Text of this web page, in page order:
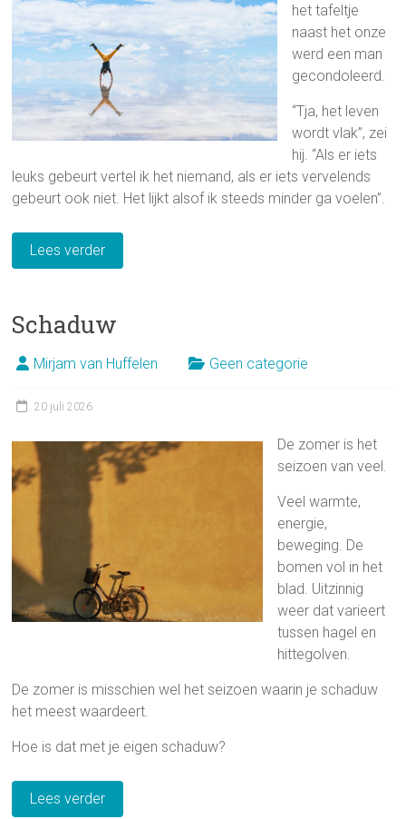
het tafeltje
naast het onze
werd een man
gecondoleerd.
“Tja, het leven
wordt vlak”, zei
hij. “Als er iets
leuks gebeurt vertel ik het niemand, als er iets vervelends
gebeurt ook niet. Het lijkt alsof ik steeds minder ga voelen”.
Lees verder
Schaduw
Mirjam van Huffelen Geen categorie
20 juli 2026
De zomer is het
seizoen van veel.
Veel warmte,
energie,
beweging. De
bomen vol in het
blad. Uitzinnig
weer dat varieert
tussen hagel en
hittegolven.
De zomer is misschien wel het seizoen waarin je schaduw
het meest waardeert.
Hoe is dat met je eigen schaduw?
Lees verder